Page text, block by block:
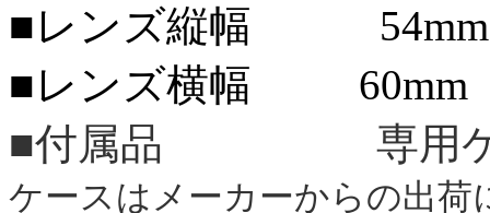
■レンズ縦幅 54mm
■レンズ横幅 60mm
■付属品 専用ケ
ケースはメーカーからの出